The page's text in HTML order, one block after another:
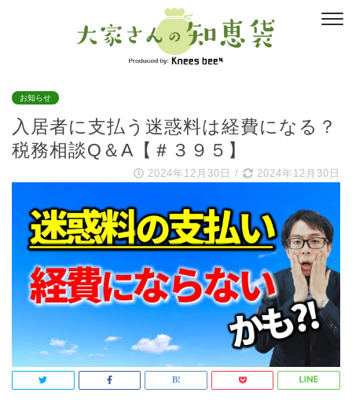
お知らせ
入居者に支払う迷惑料は経費になる？
税務相談Q＆A【＃３９５】
2024年12月30日 / 2024年12月30日